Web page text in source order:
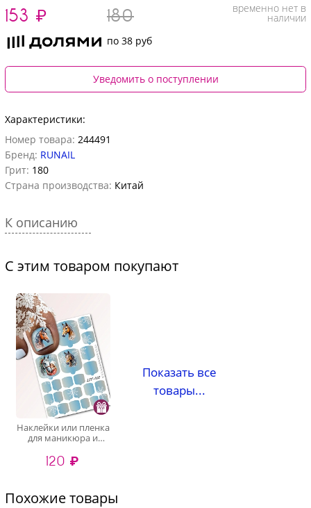
153 ₽ 180 временно нет в
наличии
по 38 руб
Уведомить о поступлении
Характеристики:
Номер товара: 244491
Бренд: RUNAIL
Грит: 180
Страна производства: Китай
К описанию
С этим товаром покупают
Наклейки или пленка
для маникюра и
(случайный дизайн)
120 ₽
Показать все
товары...
Похожие товары